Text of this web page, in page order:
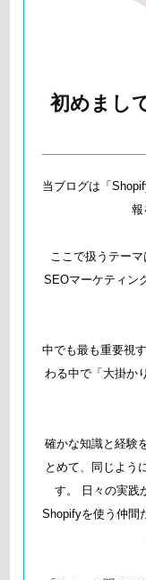
初めまし
当ブログは「
報
ここで扱うテーマ
SEOマーケティン
中でも最も重要視
わる中で「大掛か
確かな知識と経験
とめて、同じよう
す。 日々の実践
Shopifyを使う仲間